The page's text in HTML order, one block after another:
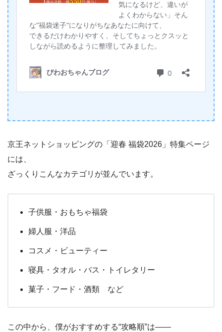
京王ネットショッピングの「迎春 福袋2026」特集ページ
には、
ざっくりこんなカテゴリが並んでいます。
子供服・おもちゃ福袋
婦人服・洋品
コスメ・ビューティー
寝具・タオル・バス・トイレタリー
菓子・フード・酒類 など
この中から、僕がおすすめする“攻略順”は――